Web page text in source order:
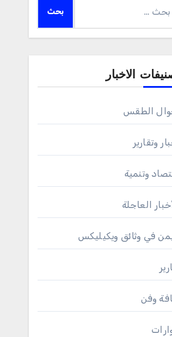
الاخبار
الطقس
وتقارير
وتنمية
العاجلة
في وثائق ويكيليكس
وفن